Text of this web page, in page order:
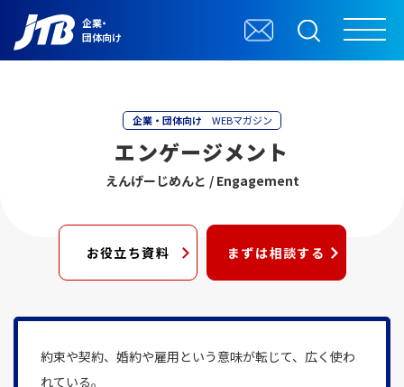
企業・
団体向け
企業・団体向け WEBマガジン
エンゲージメント
えんげーじめんと / Engagement
お役立ち資料 まずは相談する
約束や契約、婚約や雇用という意味が転じて、広く使わ
れている。